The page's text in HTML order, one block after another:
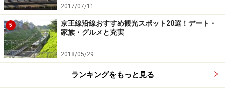
2017/07/11
5
京王線沿線おすすめ観光スポット20選！デート・
家族・グルメと充実
2018/05/29
ランキングをもっと見る